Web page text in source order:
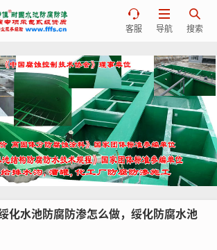

搜索

导航

客服
化水池防腐防渗怎么做，绥化防腐水池